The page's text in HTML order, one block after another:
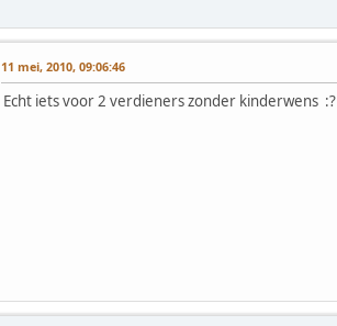
11 mei, 2010, 09:06:46
Echt iets voor 2 verdieners zonder kinderwens :?